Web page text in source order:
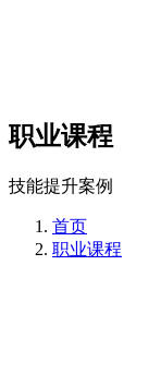
职业课程
技能提升案例
首页
职业课程